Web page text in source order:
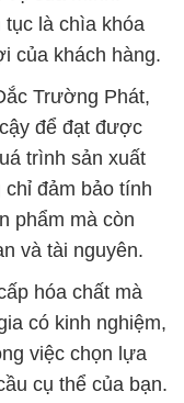
là chìa khóa
của khách hàng.
Trường Phát,
để đạt được
trình sản xuất
đảm bảo tính
phẩm mà còn
và tài nguyên.
hóa chất mà
có kinh nghiệm,
việc chọn lựa
cụ thể của bạn.